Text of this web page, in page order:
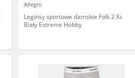
Allegro
Leginsy sportowe damskie Folk 2 Xs
Biały Extreme Hobby